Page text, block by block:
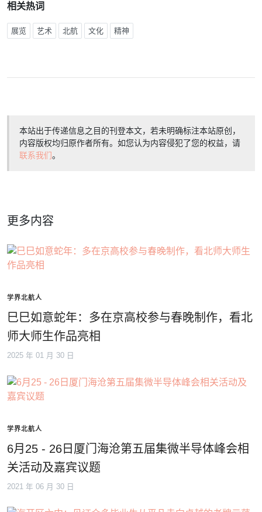
相关热词
展览 艺术 北航 文化 精神
本站出于传递信息之目的刊登本文，若未明确标注本站原创，
内容版权均归原作者所有。如您认为内容侵犯了您的权益，请
联系我们。
更多内容
学界北航人
巳巳如意蛇年：多在京高校参与春晚制作，看北
师大师生作品亮相
2025 年 01 月 30 日
学界北航人
6月25 - 26日厦门海沧第五届集微半导体峰会相
关活动及嘉宾议题
2021 年 06 月 30 日